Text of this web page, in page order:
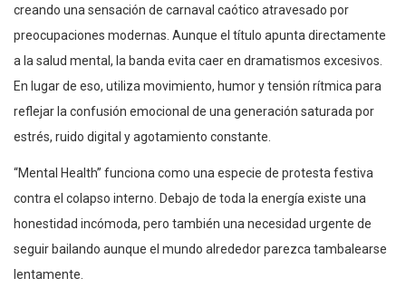
creando una sensación de carnaval caótico atravesado por
preocupaciones modernas. Aunque el título apunta directamente
a la salud mental, la banda evita caer en dramatismos excesivos.
En lugar de eso, utiliza movimiento, humor y tensión rítmica para
reflejar la confusión emocional de una generación saturada por
estrés, ruido digital y agotamiento constante.
“Mental Health” funciona como una especie de protesta festiva
contra el colapso interno. Debajo de toda la energía existe una
honestidad incómoda, pero también una necesidad urgente de
seguir bailando aunque el mundo alrededor parezca tambalearse
lentamente.